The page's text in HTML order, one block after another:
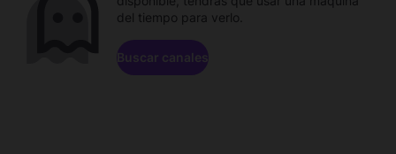
del tiempo para verlo.
Buscar canales